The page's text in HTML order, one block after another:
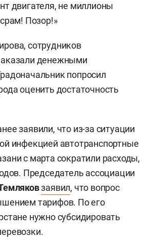
двигателя, не миллионы
Позор!»
сотрудников
денежными
попросил
оценить достаточность
заявили, что из-за ситуации
инфекцией автотранспортные
с марта сократили расходы,
Председатель ассоциации
заявил, что вопрос
тарифов. По его
нужно субсидировать